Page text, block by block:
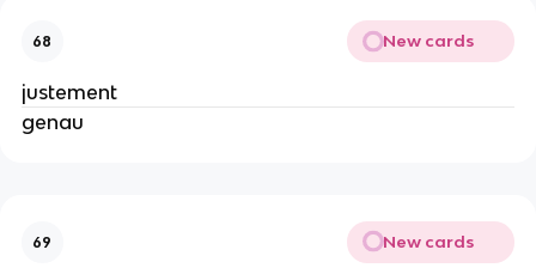
68 New cards
justement
genau
69 New cards